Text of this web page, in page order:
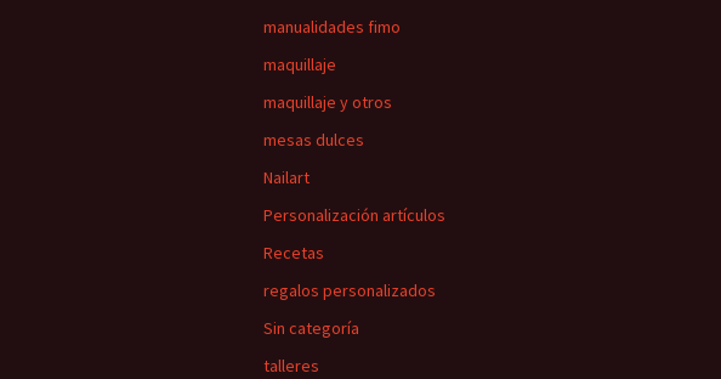
manualidades fimo
maquillaje
maquillaje y otros
mesas dulces
Nailart
Personalización artículos
Recetas
regalos personalizados
Sin categoría
talleres